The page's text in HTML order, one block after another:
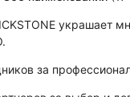
украшает
за